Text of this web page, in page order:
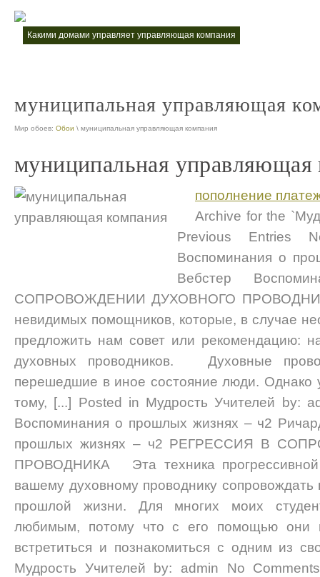
какими домами управляет управляющая компания
муниципальная управляющая
Мир обоев: Обои \ муниципальная управляющая компания
муниципальная управляющая
пополнение
Archive for the
Previous
Воспоминания о
Вебстер
СОПРОВОЖДЕНИИ ДУХОВНОГО
невидимых помощников, которые, в случае
предложить нам совет или рекомендацию:
духовных проводников. Духовные
перешедшие в иное состояние люди. Однако
тому, [...] Posted in Мудрость Учителей by:
Воспоминания о прошлых жизнях – ч2
прошлых жизнях – ч2 РЕГРЕССИЯ В
ПРОВОДНИКА Эта техника прогрессивной
вашему духовному проводнику
прошлой жизни. Для многих моих
любимым, потому что с его помощью они
встретиться и познакомиться с одним из
Мудрость Учителей by: admin No